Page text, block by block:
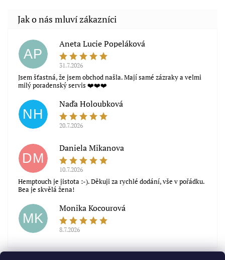
AP
Aneta Lucie Popeláková
31.7.2026
Jsem šťastná, že jsem obchod našla. Mají samé zázraky a velmi
milý poradenský servis ❤️❤️❤️
NH
Naďa Holoubková
20.7.2026
DM
Daniela Mikanova
10.7.2026
Hemptouch je jistota :-). Děkuji za rychlé dodání, vše v pořádku.
Bea je skvělá žena!
MK
Monika Kocourová
8.7.2026
Zobrazit další hodnocení